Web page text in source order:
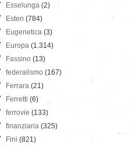
Esselunga (2)
Esteri (784)
Eugenetica (3)
Europa (1.314)
Fassino (13)
federalismo (167)
Ferrara (21)
Ferretti (6)
ferrovie (133)
finanziaria (325)
Fini (821)